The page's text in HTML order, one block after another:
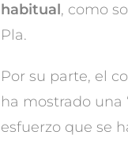
habitual, como
Pla.
Por su parte, el
ha mostrado una
esfuerzo que se